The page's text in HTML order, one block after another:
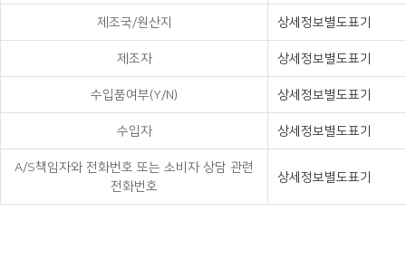
제조국/원산지 상세정보별도표기
제조자 상세정보별도표기
수입품여부(Y/N) 상세정보별도표기
수입자 상세정보별도표기
A/S책임자와 전화번호 또는 소비자 상담 관련
전화번호
상세정보별도표기